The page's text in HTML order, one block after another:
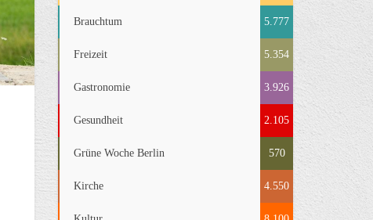
Brauchtum 5.777
Freizeit 5.354
Gastronomie 3.926
Gesundheit 2.105
Grüne Woche Berlin 570
Kirche 4.550